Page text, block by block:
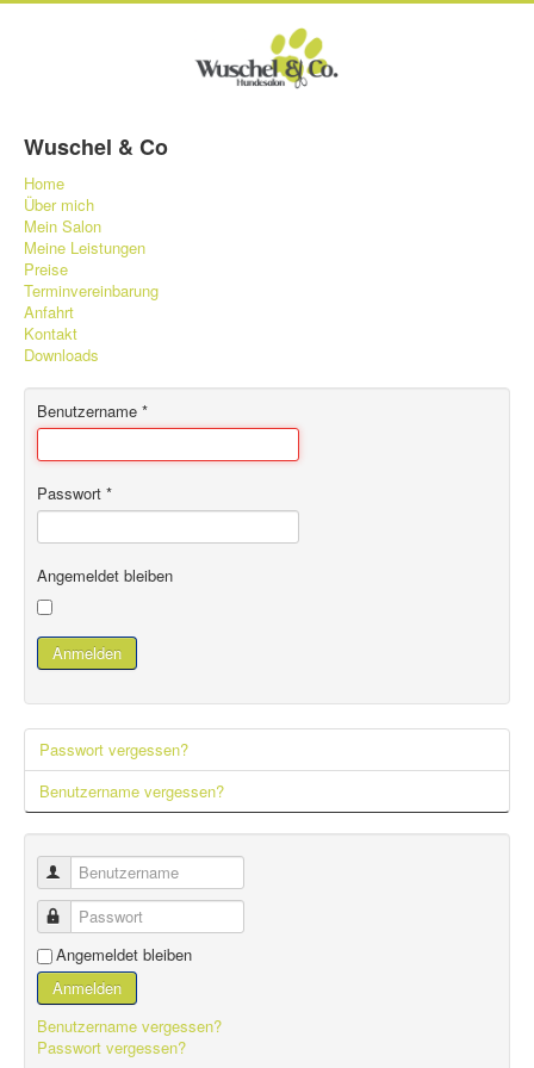
Wuschel & Co
Home
Über mich
Mein Salon
Meine Leistungen
Preise
Terminvereinbarung
Anfahrt
Kontakt
Downloads
Benutzername *
Passwort *
Angemeldet bleiben
Anmelden
Passwort vergessen?
Benutzername vergessen?
Benutzername
Passwort
Angemeldet bleiben
Anmelden
Benutzername vergessen?
Passwort vergessen?